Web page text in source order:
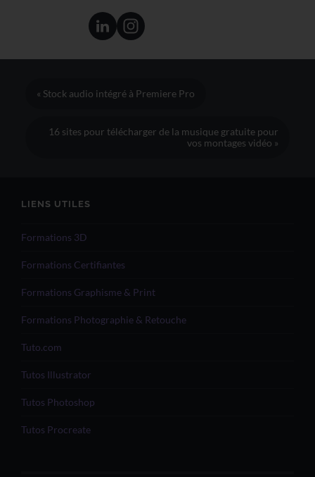
« Stock audio intégré à Premiere Pro
16 sites pour télécharger de la musique gratuite pour
vos montages vidéo »
LIENS UTILES
Formations 3D
Formations Certifiantes
Formations Graphisme & Print
Formations Photographie & Retouche
Tuto.com
Tutos Illustrator
Tutos Photoshop
Tutos Procreate